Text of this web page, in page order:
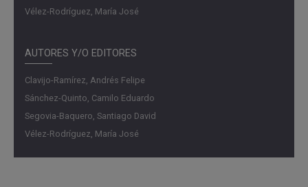
Vélez-Rodríguez, María José
AUTORES Y/O EDITORES
Clavijo-Ramírez, Andrés Felipe
Sánchez-Quinto, Camilo Eduardo
Segovia-Baquero, Santiago David
Vélez-Rodríguez, María José